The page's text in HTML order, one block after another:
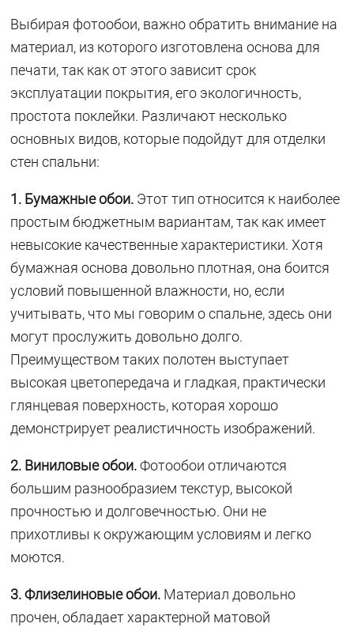
Выбирая фотообои, важно обратить внимание на
материал, из которого изготовлена основа для
печати, так как от этого зависит срок
эксплуатации покрытия, его экологичность,
простота поклейки. Различают несколько
основных видов, которые подойдут для отделки
стен спальни:
1. Бумажные обои. Этот тип относится к наиболее
простым бюджетным вариантам, так как имеет
невысокие качественные характеристики. Хотя
бумажная основа довольно плотная, она боится
условий повышенной влажности, но, если
учитывать, что мы говорим о спальне, здесь они
могут прослужить довольно долго.
Преимуществом таких полотен выступает
высокая цветопередача и гладкая, практически
глянцевая поверхность, которая хорошо
демонстрирует реалистичность изображений.
2. Виниловые обои.Фотообои отличаются
большим разнообразием текстур, высокой
прочностью и долговечностью. Они не
прихотливы к окружающим условиям и легко
моются.
3. Флизелиновые обои. Материал довольно
прочен, обладает характерной матовой